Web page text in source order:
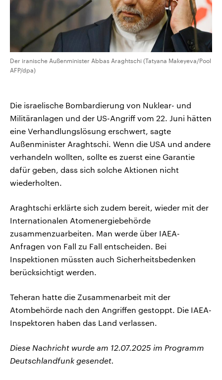
Der iranische Außenminister Abbas Araghtschi (Tatyana Makeyeva/Pool
AFP/dpa)
Die israelische Bombardierung von Nuklear- und
Militäranlagen und der US-Angriff vom 22. Juni hätten
eine Verhandlungslösung erschwert, sagte
Außenminister Araghtschi. Wenn die USA und andere
verhandeln wollten, sollte es zuerst eine Garantie
dafür geben, dass sich solche Aktionen nicht
wiederholten.
Araghtschi erklärte sich zudem bereit, wieder mit der
Internationalen Atomenergiebehörde
zusammenzuarbeiten. Man werde über IAEA-
Anfragen von Fall zu Fall entscheiden. Bei
Inspektionen müssten auch Sicherheitsbedenken
berücksichtigt werden.
Teheran hatte die Zusammenarbeit mit der
Atombehörde nach den Angriffen gestoppt. Die IAEA-
Inspektoren haben das Land verlassen.
Diese Nachricht wurde am 12.07.2025 im Programm
Deutschlandfunk gesendet.